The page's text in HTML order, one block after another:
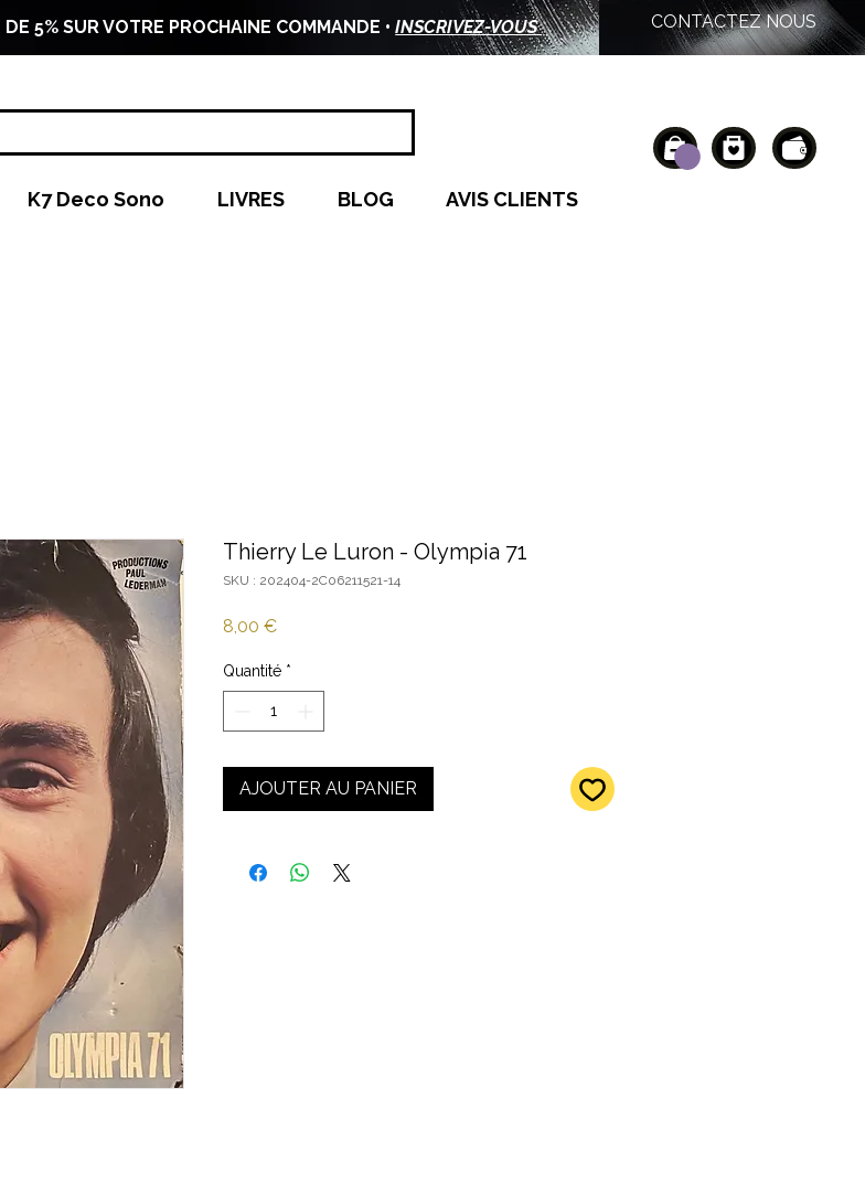
5% SUR VOTRE PROCHAINE COMMANDE •INSCRIVEZ-VOUS CONTACTEZ NOUS
K7 Deco Sono LIVRES BLOG AVIS CLIENTS
Thierry Le Luron - Olympia 71
SKU : 202404-2C06211521-14
8,00 €Prix
Quantité *
AJOUTER AU PANIER